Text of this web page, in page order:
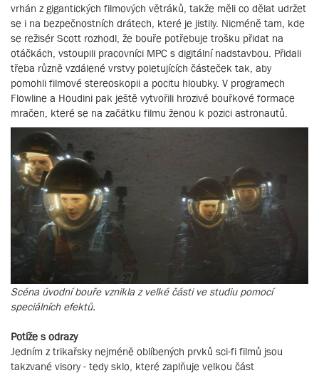
vrhán z gigantických filmových větráků, takže měli co dělat udržet
se i na bezpečnostních drátech, které je jistily. Nicméně tam, kde
se režisér Scott rozhodl, že bouře potřebuje trošku přidat na
otáčkách, vstoupili pracovníci MPC s digitální nadstavbou. Přidali
třeba různě vzdálené vrstvy poletujících částeček tak, aby
pomohli filmové stereoskopii a pocitu hloubky. V programech
Flowline a Houdini pak ještě vytvořili hrozivé bouřkové formace
mračen, které se na začátku filmu ženou k pozici astronautů.
Scéna úvodní bouře vznikla z velké části ve studiu pomocí
speciálních efektů.
Potíže s odrazy
Jedním z trikařsky nejméně oblíbených prvků sci-fi filmů jsou
takzvané visory - tedy sklo, které zaplňuje velkou část